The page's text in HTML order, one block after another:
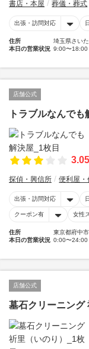
書店・本屋 葬儀・葬式
出張・訪問対応
住所
埼玉県さい
本日の営業状況 9:00〜18:00
店舗公式
トラブルなんでも
3.05
探偵・興信所 便利屋・
出張・訪問対応
クーポン有 女性
住所
東京都府中
本日の営業状況 0:00〜24:00
店舗公式
墓石クリーニング